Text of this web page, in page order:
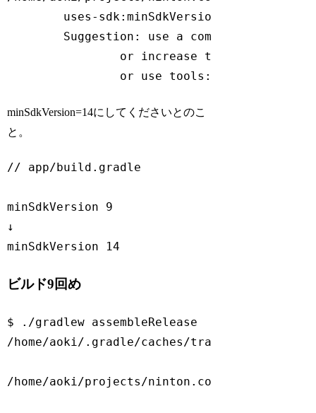
        uses-sdk:minSdkVersion
        Suggestion:
use a compatible
or
increase this
or
use tools :
minSdkVersion=14にしてくださいとのこ
と。
// app/build.gradle
minSdkVersion 9
↓
minSdkVersion 14
ビルド9回め
$ ./gradlew assembleRelease
/home/aoki/.gradle/caches/transforms
/home/aoki/projects/ninton.co.jp/